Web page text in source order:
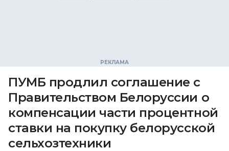
ПУМБ продлил соглашение с
Правительством Белоруссии о
компенсации части процентной
ставки на покупку белорусской
сельхозтехники